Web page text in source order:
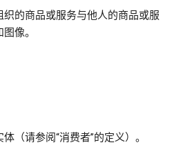
的商品或服务与他人的商品或服
像。
（请参阅“消费者”的定义）。